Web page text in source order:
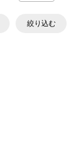
絞り込む